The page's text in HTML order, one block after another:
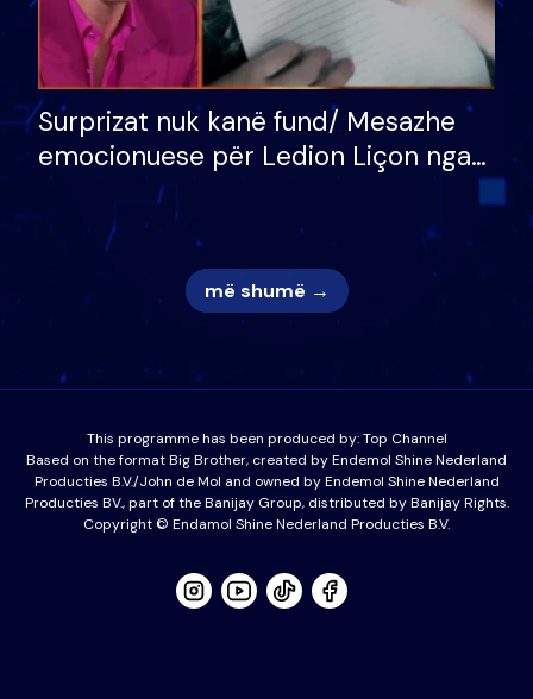
Surprizat nuk kanë fund/ Mesazhe
emocionuese për Ledion Liçon nga
nëna dhe fëmijët e tij, moderatori
nuk i mban dot lotët: Nuk meritoj…
më shumë →
This programme has been produced by:Top Channel
Based on the format Big Brother, created by Endemol Shine Nederland
Producties B.V./John de Mol and owned by Endemol Shine Nederland
Producties BV., part of the Banijay Group, distributed by Banijay Rights.
Copyright © Endamol Shine Nederland Producties B.V.